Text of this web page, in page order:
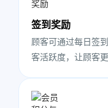
签到奖励
顾客可通过每日签
客活跃度，让顾客